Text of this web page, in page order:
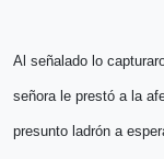
Al señalado lo
señora le prestó a la
presunto ladrón a